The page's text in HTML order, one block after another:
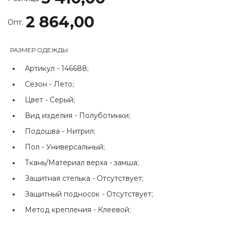
Опт. 2 864,00
РАЗМЕР ОДЕЖДЫ
Артикул - 146688;
Сезон - Лето;
Цвет - Серый;
Вид изделия - Полуботинки;
Подошва - Нитрил;
Пол - Универсальный;
Ткань/Материал верха - замша;
Защитная стелька - Отсутствует;
Защитный подносок - Отсутствует;
Метод крепления - Клеевой;